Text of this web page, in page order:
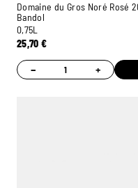
Domaine du Gros Noré Rosé
Bandol
0,75L
25,70€
− +